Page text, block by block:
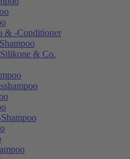
& -Conditioner
& Co.